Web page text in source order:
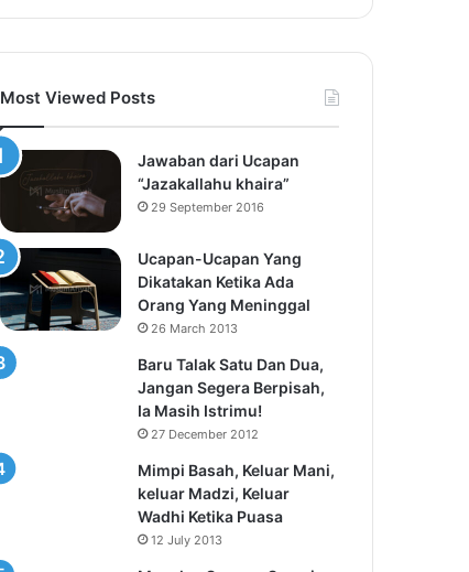
Most Viewed Posts
Jawaban dari Ucapan
“Jazakallahu khaira”
29 September 2016
Ucapan-Ucapan Yang
Dikatakan Ketika Ada
Orang Yang Meninggal
26 March 2013
Baru Talak Satu Dan Dua,
Jangan Segera Berpisah,
Ia Masih Istrimu!
27 December 2012
Mimpi Basah, Keluar Mani,
keluar Madzi, Keluar
Wadhi Ketika Puasa
12 July 2013